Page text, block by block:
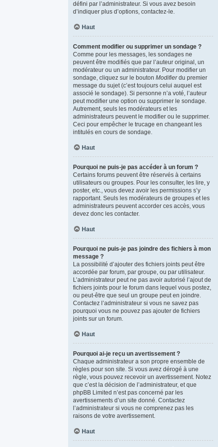
défini par l’administrateur. Si vous avez besoin
d’indiquer plus d’options, contactez-le.
Haut
Comment modifier ou supprimer un sondage ?
Comme pour les messages, les sondages ne
peuvent être modifiés que par l’auteur original, un
modérateur ou un administrateur. Pour modifier un
sondage, cliquez sur le bouton Modifierdu premier
message du sujet (c’est toujours celui auquel est
associé le sondage). Si personne n’a voté, l’auteur
peut modifier une option ou supprimer le sondage.
Autrement, seuls les modérateurs et les
administrateurs peuvent le modifier ou le supprimer.
Ceci pour empêcher le trucage en changeant les
intitulés en cours de sondage.
Haut
Pourquoi ne puis-je pas accéder à un forum ?
Certains forums peuvent être réservés à certains
utilisateurs ou groupes. Pour les consulter, les lire, y
poster, etc., vous devez avoir les permissions s’y
rapportant. Seuls les modérateurs de groupes et les
administrateurs peuvent accorder ces accès, vous
devez donc les contacter.
Haut
Pourquoi ne puis-je pas joindre des fichiers à mon
message ?
La possibilité d’ajouter des fichiers joints peut être
accordée par forum, par groupe, ou par utilisateur.
L’administrateur peut ne pas avoir autorisé l’ajout de
fichiers joints pour le forum dans lequel vous postez,
ou peut-être que seul un groupe peut en joindre.
Contactez l’administrateur si vous ne savez pas
pourquoi vous ne pouvez pas ajouter de fichiers
joints sur un forum.
Haut
Pourquoi ai-je reçu un avertissement ?
Chaque administrateur a son propre ensemble de
règles pour son site. Si vous avez dérogé à une
règle, vous pouvez recevoir un avertissement. Notez
que c’est la décision de l’administrateur, et que
phpBB Limited n’est pas concerné par les
avertissements d’un site donné. Contactez
l’administrateur si vous ne comprenez pas les
raisons de votre avertissement.
Haut